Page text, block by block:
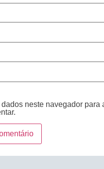
neste navegador para